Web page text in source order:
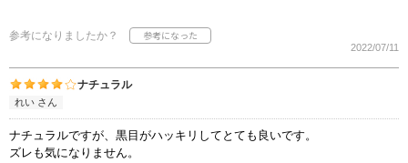
参考になりましたか？
2022/07/11
ナチュラル
れい さん
ナチュラルですが、黒目がハッキリしてとても良いです。
ズレも気になりません。